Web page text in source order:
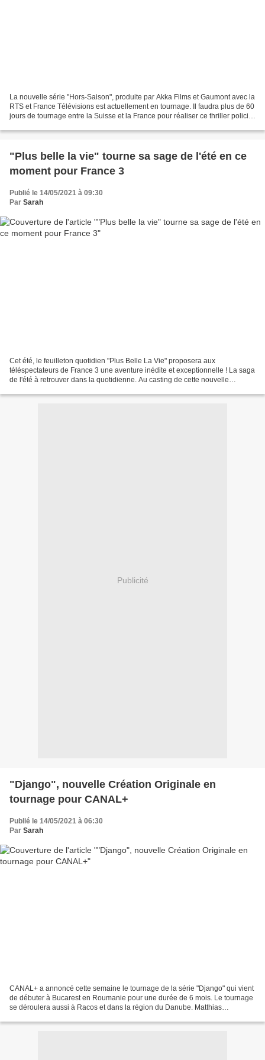
La nouvelle série "Hors-Saison", produite par Akka Films et Gaumont avec la
RTS et France Télévisions est actuellement en tournage. Il faudra plus de 60
jours de tournage entre la Suisse et la France pour réaliser ce thriller policier
"Plus belle la vie" tourne sa sage de l'été en ce
moment pour France 3
Publié le 14/05/2021 à 09:30
Par Sarah
Cet été, le feuilleton quotidien "Plus Belle La Vie" proposera aux
téléspectateurs de France 3 une aventure inédite et exceptionnelle ! La saga
de l'été à retrouver dans la quotidienne. Au casting de cette nouvelle
Publicité
"Django", nouvelle Création Originale en
tournage pour CANAL+
Publié le 14/05/2021 à 06:30
Par Sarah
CANAL+ a annoncé cette semaine le tournage de la série "Django" qui vient
de débuter à Bucarest en Roumanie pour une durée de 6 mois. Le tournage
se déroulera aussi à Racos et dans la région du Danube. Matthias